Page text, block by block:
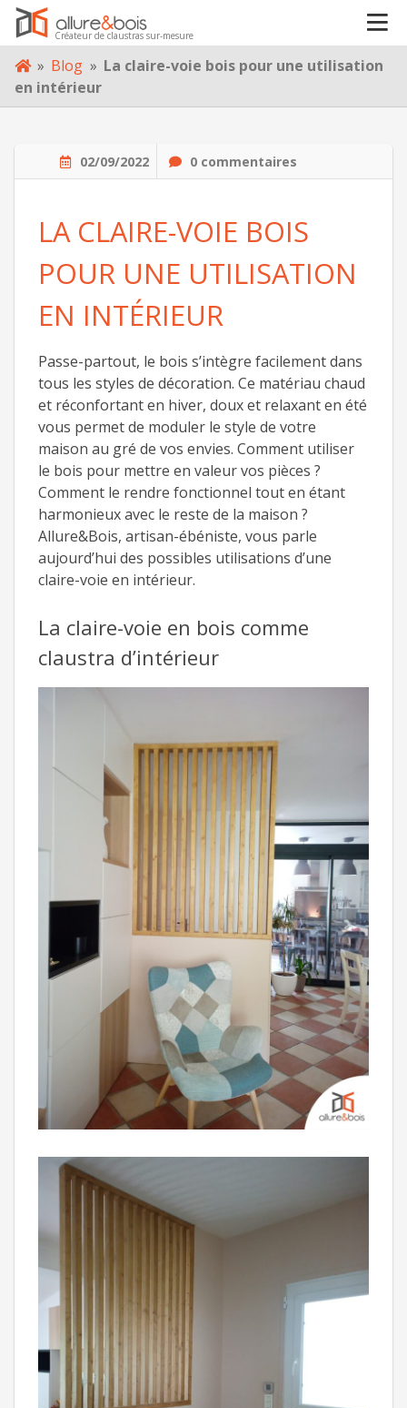
Skip
content
Créateur de claustras sur-mesure
» Blog » La claire-voie bois pour une utilisation
en intérieur
02/09/2022 0 commentaires
LA CLAIRE-VOIE BOIS
POUR UNE UTILISATION
EN INTÉRIEUR
Passe-partout, le bois s’intègre facilement dans
tous les styles de décoration. Ce matériau chaud
et réconfortant en hiver, doux et relaxant en été
vous permet de moduler le style de votre
maison au gré de vos envies. Comment utiliser
le bois pour mettre en valeur vos pièces ?
Comment le rendre fonctionnel tout en étant
harmonieux avec le reste de la maison ?
Allure&Bois, artisan-ébéniste, vous parle
aujourd’hui des possibles utilisations d’une
claire-voie en intérieur.
La claire-voie en bois comme
claustra d’intérieur
VOTRE PROJET
À PROPOS
CONTACT